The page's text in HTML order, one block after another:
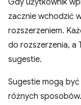
Gdy użytkownik
zacznie wchodzić
rozszerzeniem.
do rozszerzenia, a
sugestie.
Sugestie mogą
różnych